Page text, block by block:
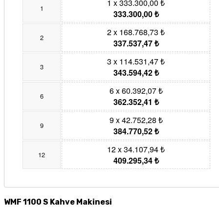
1
1 x 333.300,00 ₺
333.300,00 ₺
2
2 x 168.768,73 ₺
337.537,47 ₺
3
3 x 114.531,47 ₺
343.594,42 ₺
6
6 x 60.392,07 ₺
362.352,41 ₺
9
9 x 42.752,28 ₺
384.770,52 ₺
12
12 x 34.107,94 ₺
409.295,34 ₺
WMF 1100 S Kahve Makinesi